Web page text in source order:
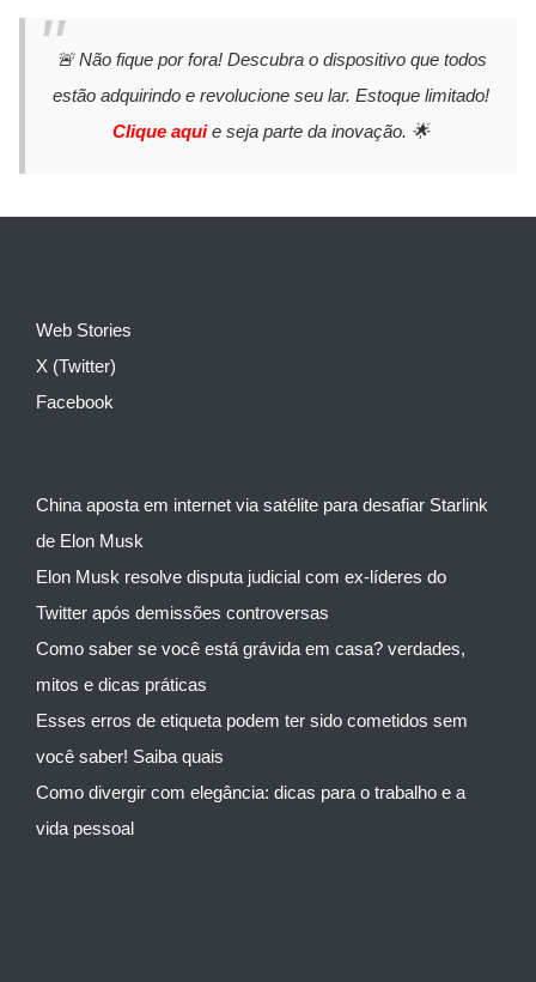
🚨 Não fique por fora! Descubra o dispositivo que todos
estão adquirindo e revolucione seu lar. Estoque limitado!
Clique aquie seja parte da inovação. 🌟
Web Stories
X (Twitter)
Facebook
China aposta em internet via satélite para desafiar Starlink
de Elon Musk
Elon Musk resolve disputa judicial com ex-líderes do
Twitter após demissões controversas
Como saber se você está grávida em casa? verdades,
mitos e dicas práticas
Esses erros de etiqueta podem ter sido cometidos sem
você saber! Saiba quais
Como divergir com elegância: dicas para o trabalho e a
vida pessoal